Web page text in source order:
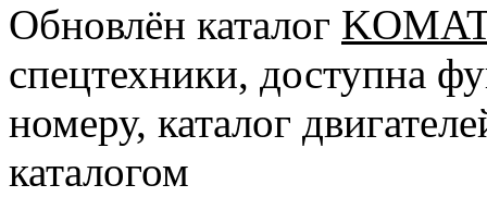
Обновлён каталог
спецтехники, доступна
номеру, каталог
каталогом